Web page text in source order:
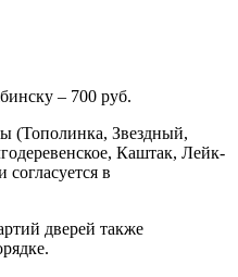
– 700 руб.
(Тополинка, Звездный,
Каштак, Лейк-
согласуется в
дверей также